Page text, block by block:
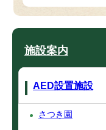
施設案内
AED設置施設
さつき園